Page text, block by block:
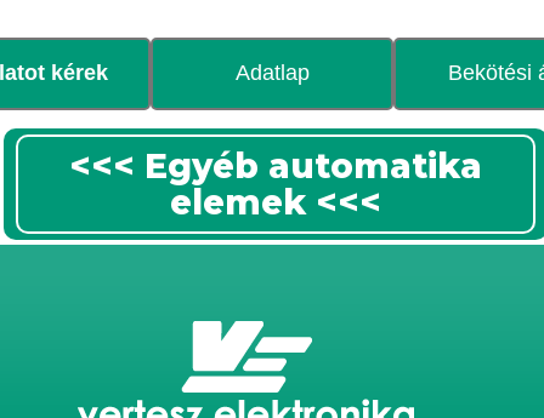
kérek Adatlap Bekötési
<<< Egyéb automatika
elemek <<<